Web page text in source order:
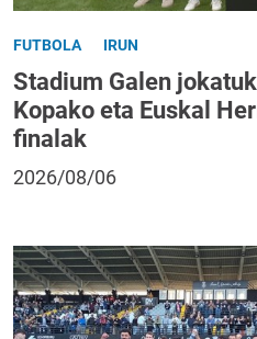
FUTBOLA IRUN
Stadium Galen
Kopako eta Euskal
finalak
2026/08/06